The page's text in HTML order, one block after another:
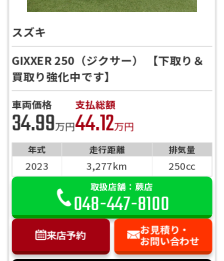
スズキ
GIXXER 250（ジクサー） 【下取り＆
買取り強化中です】
車両価格
34.99万円
支払総額
44.12万円
年式 走行距離 排気量
2023 3,277km 250cc
取扱店舗：蕨店
048-447-8100
来店予約
お見積り・
お問い合わせ